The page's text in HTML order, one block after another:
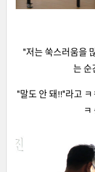
"저는 쑥스러움을
는 순
"말도 안 돼!!"라고
ㅋ